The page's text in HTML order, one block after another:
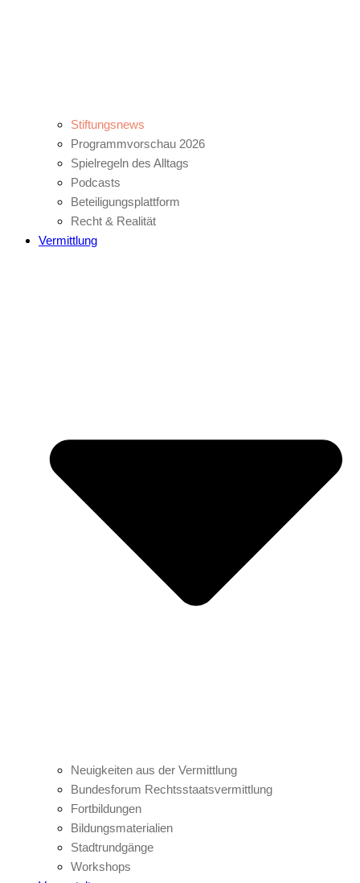
Stiftungsnews
Programmvorschau 2026
Spielregeln des Alltags
Podcasts
Beteiligungsplattform
Recht & Realität
Vermittlung
Neuigkeiten aus der Vermittlung
Bundesforum Rechtsstaatsvermittlung
Fortbildungen
Bildungsmaterialien
Stadtrundgänge
Workshops